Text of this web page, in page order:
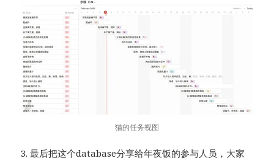
猫的任务视图
3. 最后把这个database分享给年夜饭的参与人员，大家